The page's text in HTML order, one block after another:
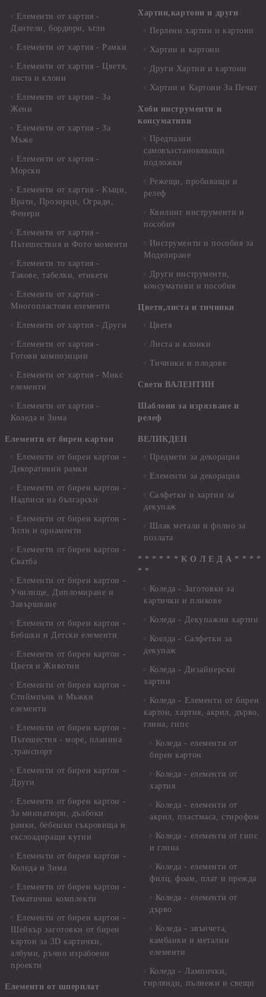
Елементи от хартия -
Дантели, бордюри, ъгли
Елементи от хартия - Рамки
Елементи от хартия - Цветя,
листа и клони
Елементи от хартия - За
Жени
Елементи от хартия - За
Мъже
Елементи от хартия -
Морски
Елементи от хартия - Къщи,
Врати, Прозорци, Огради,
Фенери
Елементи от хартия -
Пътешествия и Фото моменти
Елементи то хартия -
Такове, табелки, етикети
Елементи от хартия -
Многопластови елементи
Елементи от хартия - Други
Елементи от хартия -
Готови композиции
Елементи от хартия - Микс
елементи
Елементи от хартия -
Коледа и Зима
Елементи от бирен картон
Елементи от бирен картон -
Декоративни рамки
Елементи от бирен картон -
Надписи на български
Елементи от бирен картон -
Ъгли и орнаменти
Елементи от бирен картон -
Сватба
Елементи от бирен картон -
Училище, Дипломиране и
Завършване
Елементи от бирен картон -
Бебшки и Детски елементи
Елементи от бирен картон -
Цветя и Животни
Елементи от бирен картон -
Стиймпънк и Мъжки
елементи
Елементи от бирен картон -
Пътешестия - море, планина
,транспорт
Елементи от бирен картон -
Други
Елементи от бирен картон -
За миниатюри, дълбоки
рамки, бебешки съкровища и
екслоадиращи кутии
Елементи от бирен картон -
Коледа и Зима
Елементи от бирен картон -
Тематични комплекти
Елементи от бирен картон -
Шейкър заготовки от бирен
картон за 3D картички,
албуми, ръчно израбоени
проекти
Елементи от шперплат
Хартии,картони и други
Перлени хартии и картони
Хартии и картони
Други Хартии и картони
Хартии и Картони За Печат
Хоби инструменти и
консумативи
Предпазни
самовъзстановяващи
подложки
Режещи, пробиващи и
релеф
Квилинг инструменти и
пособия
Инструменти и пособия за
Моделиране
Други инструменти,
консумативи и пособия
Цветя,листа и тичинки
Цветя
Листа и клонки
Тичинки и плодове
Свети ВАЛЕНТИН
Шаблони за изрязване и
релеф
ВЕЛИКДЕН
Предмети за декорация
Елементи за декорация
Салфетки и хартии за
декупаж
Шлак метали и фолио за
позлата
* * * * * * К О Л Е Д А * * * *
* *
Коледа - Заготовки за
картички и пликове
Коледа - Декупажни хартии
Коелда - Салфетки за
декупаж
Коледа - Дизайнерски
хартии
Коледа - Eлементи от бирен
картон, хартия, акрил, дърво,
глина, гипс
Коледа - елементи от
бирен картон
Коледа - елементи от
хартия
Коледа - елементи от
акрил, пластмаса, стирофом
Коледа - елементи от гипс
и глина
Коледа - елементи от
филц, фоам, плат и прежда
Коледа - елементи от
дърво
Коледа - звънчета,
камбанки и метални
елементи
Коледа - Лампички,
гирлянди, пълнежи и свещи